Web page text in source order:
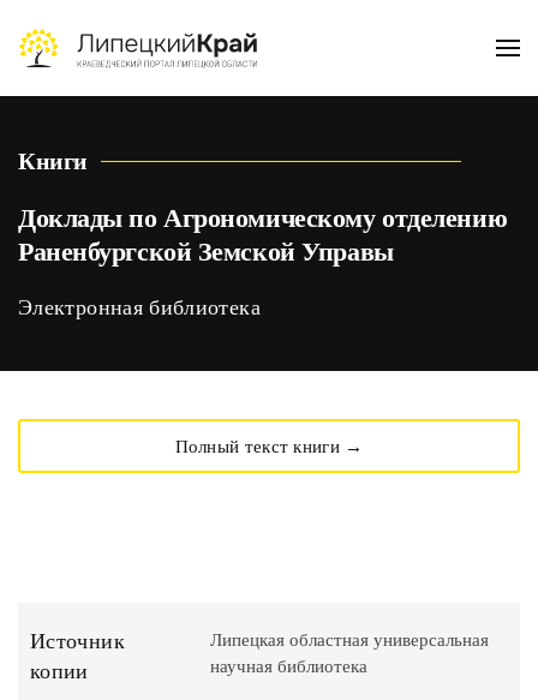
Skip to main content
Книги
Доклады по Агрономическому отделению
Раненбургской Земской Управы
Электронная библиотека
Полный текст книги →
Источник
копии
Липецкая областная универсальная
научная библиотека